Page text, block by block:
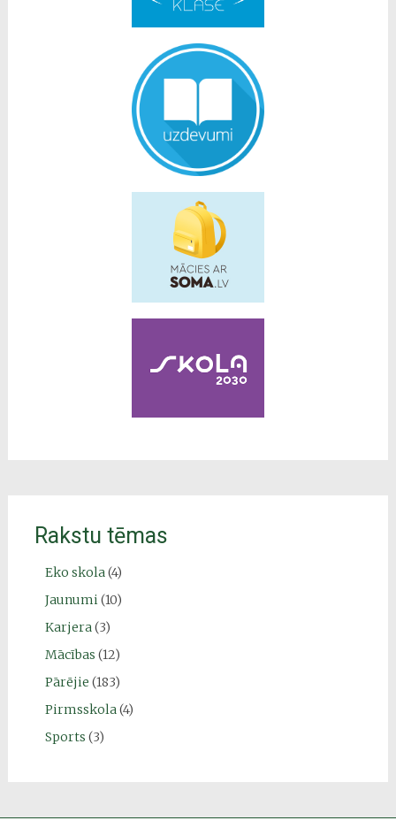
Rakstu tēmas
Eko skola(4)
Jaunumi(10)
Karjera(3)
Mācības (12)
Pārējie (183)
Pirmsskola(4)
Sports (3)